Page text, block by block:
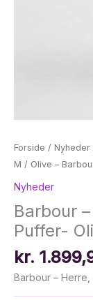
Forside / Nyheder
M / Olive –
Nyheder
Barbour
Puffer-
kr.
Barbour –